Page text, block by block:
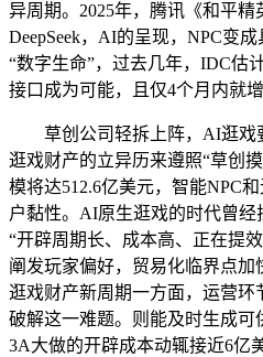
异周期。2025年，腾讯《和平精
DeepSeek，AI的呈现，NPC变
“数字生命”，过去几年，IDC估
接口成为可能，且仅4个月内就增
草创公司轻拆上阵，AI逛戏
逛戏财产的立异历来遵照“草创
模将达512.6亿美元，智能NPC
户黏性。AI原生逛戏的时代曾
“开辟周期长、成本高、正在提
阐发玩家偏好，贸易化临界点加
逛戏财产新周期一方面，运营
破解这一难题。则能及时生成
3A大做的开辟成本动辄接近6亿